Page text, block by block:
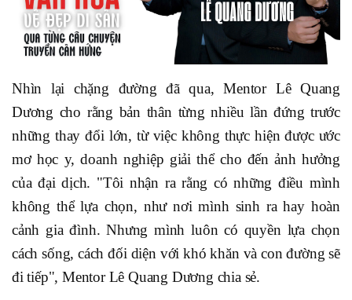
Nhìn lại chặng đường đã qua, Mentor Lê Quang
Dương cho rằng bản thân từng nhiều lần đứng trước
những thay đổi lớn, từ việc không thực hiện được ước
mơ học y, doanh nghiệp giải thể cho đến ảnh hưởng
của đại dịch. "Tôi nhận ra rằng có những điều mình
không thể lựa chọn, như nơi mình sinh ra hay hoàn
cảnh gia đình. Nhưng mình luôn có quyền lựa chọn
cách sống, cách đối diện với khó khăn và con đường sẽ
đi tiếp", Mentor Lê Quang Dương chia sẻ.